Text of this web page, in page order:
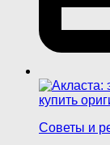
Советы и